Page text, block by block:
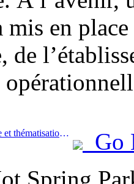
mis en
de
Prev:Expérience, intelligence et thématisation sont les solutions pour les hôtels de la nouvelle ère
Go
Spring